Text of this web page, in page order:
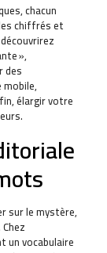
chacun
chiffrés et
»,
des
élargir votre
sur le mystère,
un vocabulaire